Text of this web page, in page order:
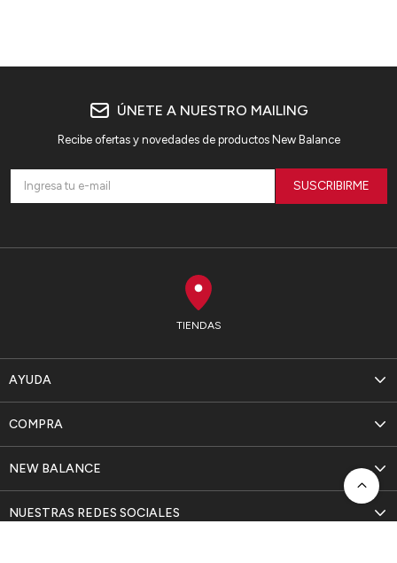
TIENDAS
AYUDA
NEW BALANCE
COMPRA
NUESTRAS REDES SOCIALES
ÚNETE A NUESTRO MAILING
Recibe ofertas y novedades de productos New Balance
SUSCRIBIRME